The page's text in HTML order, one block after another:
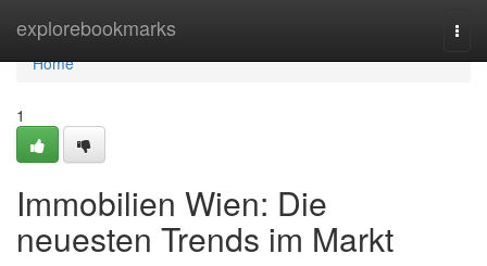
explorebookmarks
Home
Home
1
Immobilien Wien: Die
neuesten Trends im Markt